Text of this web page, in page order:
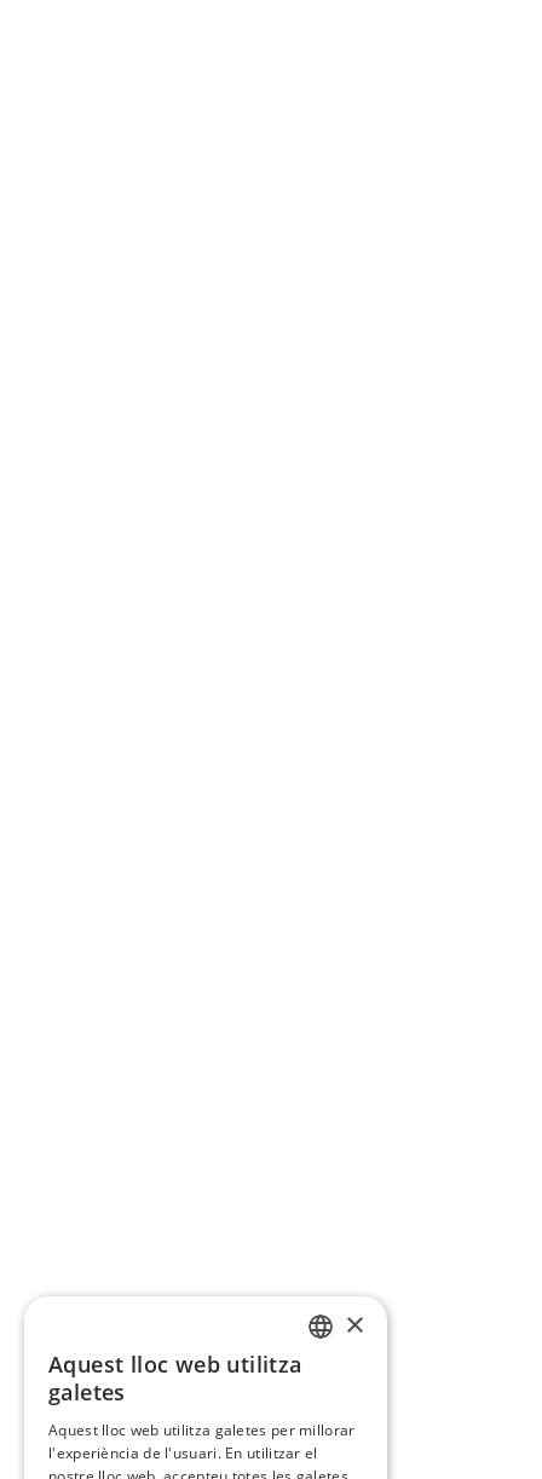
×
Aquest lloc web utilitza
galetes
Aquest lloc web utilitza galetes per millorar
l'experiència de l'usuari. En utilitzar el